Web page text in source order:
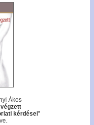
Ákos
kérdései"